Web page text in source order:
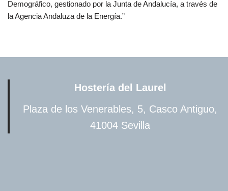
Demográfico, gestionado por la Junta de Andalucía, a través de
la Agencia Andaluza de la Energía.”
Hostería del Laurel
Plaza de los Venerables, 5, Casco Antiguo,
41004 Sevilla